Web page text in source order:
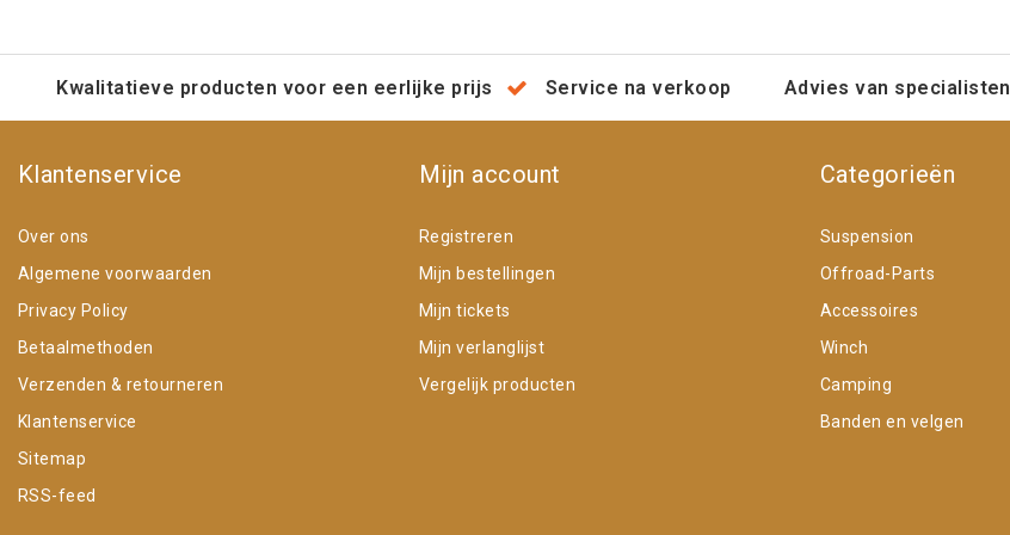
Kwalitatieve producten voor een eerlijke prijs Service na verkoop Advies van specialisten
Klantenservice
Over ons
Algemene voorwaarden
Privacy Policy
Betaalmethoden
Verzenden & retourneren
Klantenservice
Sitemap
RSS-feed
Mijn account
Registreren
Mijn bestellingen
Mijn tickets
Mijn verlanglijst
Vergelijk producten
Categorieën
Suspension
Offroad-Parts
Accessoires
Winch
Camping
Banden en velgen